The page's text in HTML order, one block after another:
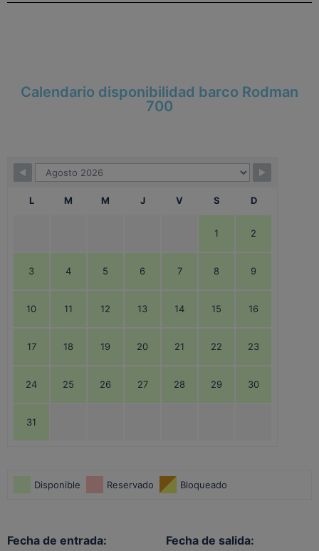
Calendario disponibilidad barco Rodman
700
L M M J V S D
1 2
3 4 5 6 7 8 9
10 11 12 13 14 15 16
17 18 19 20 21 22 23
24 25 26 27 28 29 30
31
Disponible Reservado Bloqueado
Fecha de entrada:
Fecha de salida: